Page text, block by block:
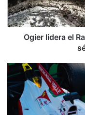
y
se
acerca
Mundial
Ogier lidera el
Mick
Schumacher
se
proclama
campeón